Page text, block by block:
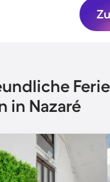
in Nazaré